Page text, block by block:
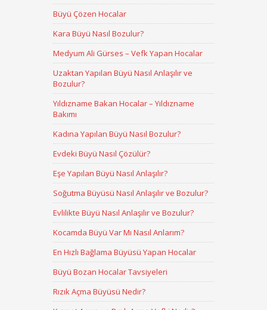
Büyü Çözen Hocalar
Kara Büyü Nasıl Bozulur?
Medyum Ali Gürses – Vefk Yapan Hocalar
Uzaktan Yapılan Büyü Nasıl Anlaşılır ve
Bozulur?
Yıldızname Bakan Hocalar – Yıldızname
Bakımı
Kadına Yapılan Büyü Nasıl Bozulur?
Evdeki Büyü Nasıl Çözülür?
Eşe Yapılan Büyü Nasıl Anlaşılır?
Soğutma Büyüsü Nasıl Anlaşılır ve Bozulur?
Evlilikte Büyü Nasıl Anlaşılır ve Bozulur?
Kocamda Büyü Var Mı Nasıl Anlarım?
En Hızlı Bağlama Büyüsü Yapan Hocalar
Büyü Bozan Hocalar Tavsiyeleri
Rızık Açma Büyüsü Nedir?